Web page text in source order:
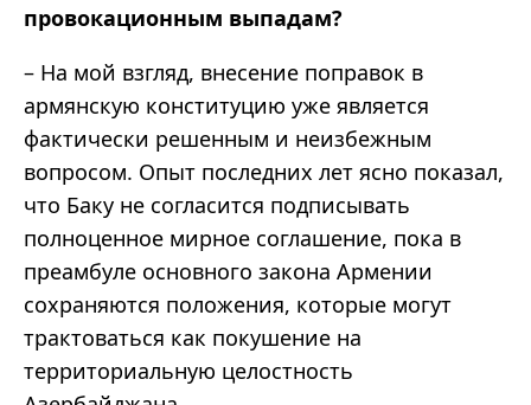
провокационным выпадам?
– На мой взгляд, внесение поправок в
армянскую конституцию уже является
фактически решенным и неизбежным
вопросом. Опыт последних лет ясно показал,
что Баку не согласится подписывать
полноценное мирное соглашение, пока в
преамбуле основного закона Армении
сохраняются положения, которые могут
трактоваться как покушение на
территориальную целостность